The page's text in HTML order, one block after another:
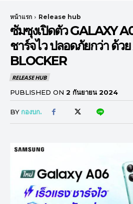
หน้าแรก Release hub
ซัมซุงเปิดตัว GALAXY
ชาร์จไว ปลอดภัยกว่า ด้ว
BLOCKER
RELEASE HUB
PUBLISHED ON 2 กันยายน 2024
BY กองบก.